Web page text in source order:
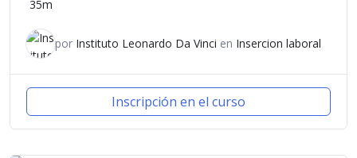
35m
por Instituto Leonardo Da Vinci en Insercion laboral
Inscripción en el curso